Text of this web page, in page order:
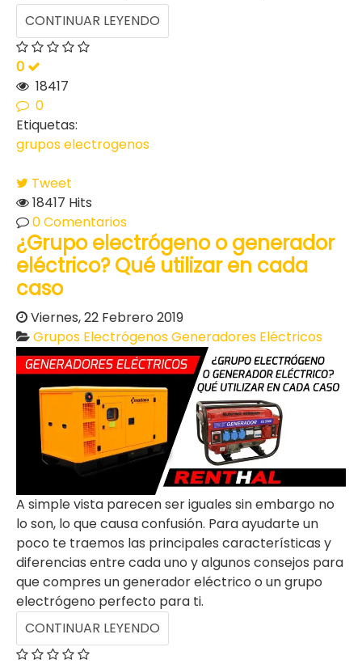
CONTINUAR LEYENDO
0
18417
0
Etiquetas:
grupos electrogenos
Tweet
18417 Hits
0 Comentarios
¿Grupo electrógeno o generador
eléctrico? Qué utilizar en cada
caso
Viernes, 22 Febrero 2019
Grupos ElectrógenosGeneradores Eléctricos
A simple vista parecen ser iguales sin embargo no
lo son, lo que causa confusión. Para ayudarte un
poco te traemos las principales características y
diferencias entre cada uno y algunos consejos para
que compres un generador eléctrico o un grupo
electrógeno perfecto para ti.
CONTINUAR LEYENDO